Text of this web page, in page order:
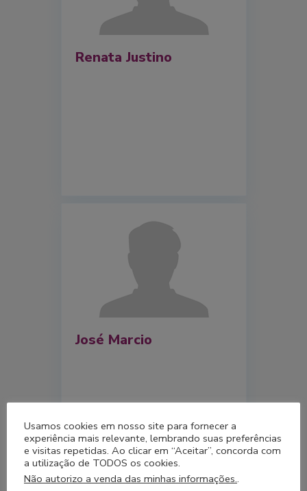
Renata Justino
José Marcio
Usamos cookies em nosso site para fornecer a
experiência mais relevante, lembrando suas preferências
e visitas repetidas. Ao clicar em “Aceitar”, concorda com
a utilização de TODOS os cookies.
Não autorizo a venda das minhas informações..